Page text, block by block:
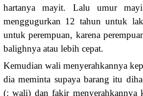
hartanya mayit. Lalu umur
menggugurkan 12 tahun untuk
untuk perempuan, karena
balighnya atau lebih cepat.
Kemudian wali menyerahkannya
dia meminta supaya barang itu
(: wali) dan fakir menyerahkannya